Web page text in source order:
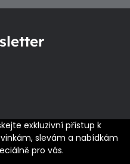
exkluzivní přístup k
slevám a nabídkám
pro vás.